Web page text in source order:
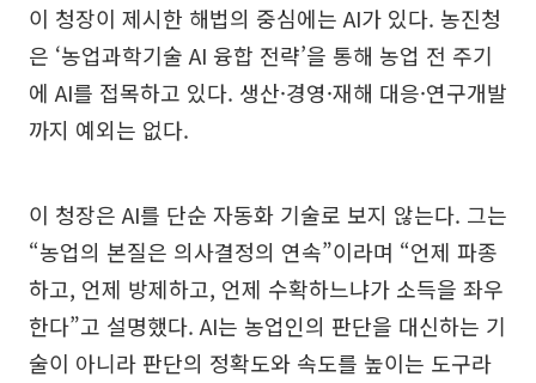
이 청장이 제시한 해법의 중심에는 AI가 있다. 농진청
은 ‘농업과학기술 AI 융합 전략’을 통해 농업 전 주기
에 AI를 접목하고 있다. 생산·경영·재해 대응·연구개발
까지 예외는 없다.
이 청장은 AI를 단순 자동화 기술로 보지 않는다. 그는
“농업의 본질은 의사결정의 연속”이라며 “언제 파종
하고, 언제 방제하고, 언제 수확하느냐가 소득을 좌우
한다”고 설명했다. AI는 농업인의 판단을 대신하는 기
술이 아니라 판단의 정확도와 속도를 높이는 도구라